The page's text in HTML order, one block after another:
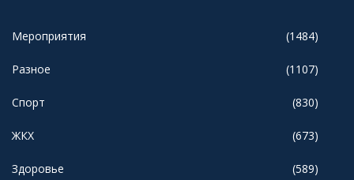
Мероприятия (1484)
Разное (1107)
Спорт (830)
ЖКХ (673)
Здоровье (589)